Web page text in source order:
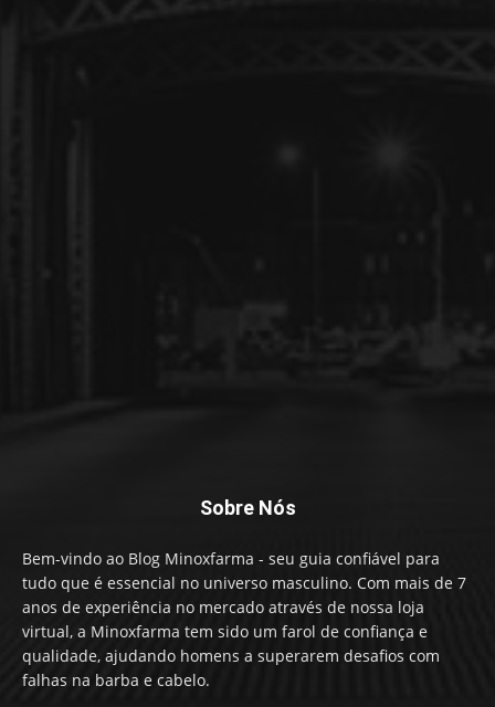
Sobre Nós
Bem-vindo ao Blog Minoxfarma - seu guia confiável para
tudo que é essencial no universo masculino. Com mais de 7
anos de experiência no mercado através de nossa loja
virtual, a Minoxfarma tem sido um farol de confiança e
qualidade, ajudando homens a superarem desafios com
falhas na barba e cabelo.